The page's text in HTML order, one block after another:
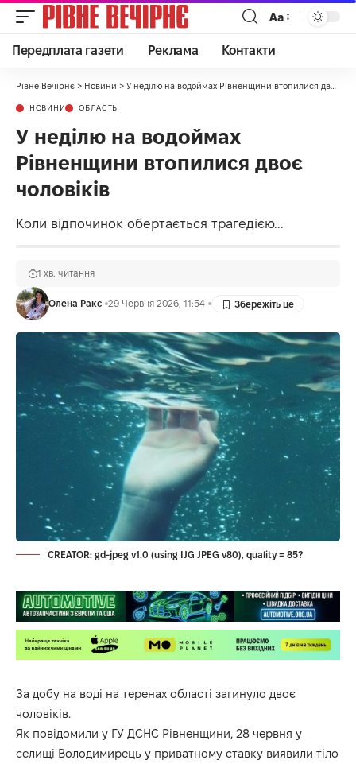
Аа
Передплата газети Реклама Контакти
Рівне Вечірнє > Новини > У неділю на водоймах Рівненщини втопилися двоє чоловіків
НОВИНИ ОБЛАСТЬ
У неділю на водоймах
Рівненщини втопилися двоє
чоловіків
Коли відпочинок обертається трагедією...
Олена Ракс 29 Червня 2026, 11:54
1 хв. читання
CREATOR: gd-jpeg v1.0 (using IJG JPEG v80), quality = 85?
За добу на воді на теренах області загинуло двоє
чоловіків.
Як повідомили у ГУ ДСНС Рівненщини, 28 червня у
селищі Володимирець у приватному ставку виявили тіло